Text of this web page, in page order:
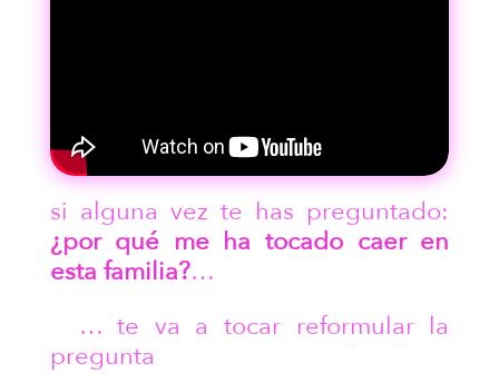
si alguna vez te has preguntado:
¿por qué me ha tocado caer en
esta familia?…
… te va a tocar reformular la
pregunta